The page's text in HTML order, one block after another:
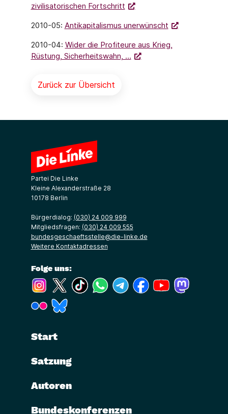
zivilisatorischen Fortschritt
2010-05: Antikapitalismus unerwünscht
2010-04: Wider die Profiteure aus Krieg,
Rüstung, Sicherheitswahn, …
Zurück zur Übersicht
Partei Die Linke
Kleine Alexanderstraße 28
10178 Berlin
Bürgerdialog: (030) 24 009 999
Mitgliedsfragen: (030) 24 009 555
bundesgeschaeftsstelle@die-linke.de
Weitere Kontaktadressen
Folge uns:
(Link öffnet ein neues Fenster)
(Link öffnet ein neues Fenster)
(Link öffnet ein neues Fenster)
(Link öffnet ein neues Fenster)
(Link öffnet ein neues Fenster)
(Link öffnet ein neues
(Link öffnet ein
(Link öffnet ein neues Fenster)
Start
Satzung
Autoren
Bundeskonferenzen